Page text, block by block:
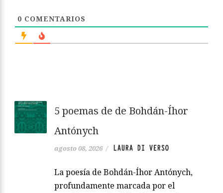
0 COMENTARIOS
5 poemas de de Bohdán-Íhor
Antónych
agosto 08, 2026 / LAURA DI VERSO
La poesía de Bohdán-Íhor Antónych,
profundamente marcada por el